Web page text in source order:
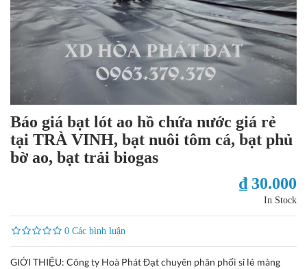
Báo giá bạt lót ao hồ chứa nước giá rẻ
tại TRÀ VINH, bạt nuôi tôm cá, bạt phủ
bờ ao, bạt trải biogas
₫ 30.000
In Stock
0 Các bình luận
GIỚI THIỆU: Công ty Hoà Phát Đạt chuyên phân phối sỉ lẻ màng